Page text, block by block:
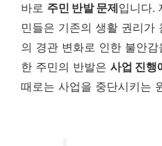
바로 주민 반발 문제입니다.
민들은 기존의 생활 권리가
의 경관 변화로 인한 불안
한 주민의 반발은 사업 진행
때로는 사업을 중단시키는